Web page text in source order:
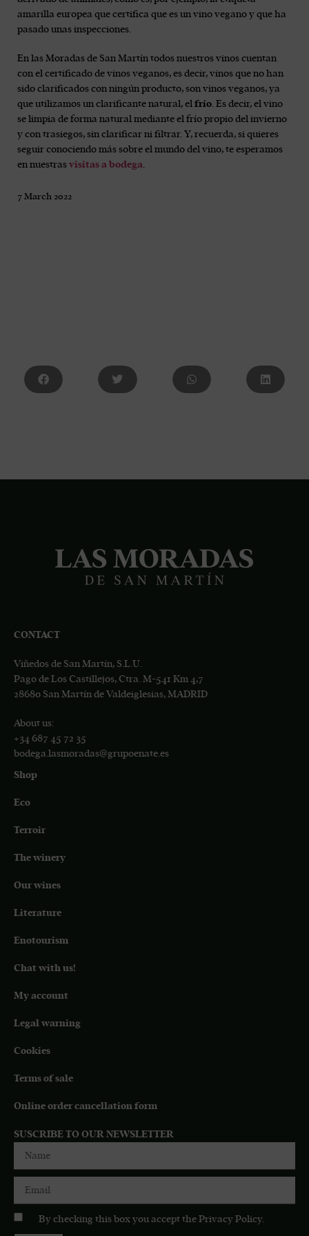
amarilla europea que certifica que es un vino vegano y que ha
pasado unas inspecciones.
En las Moradas de San Martín todos nuestros vinos cuentan
con el certificado de vinos veganos, es decir, vinos que no han
sido clarificados con ningún producto, son vinos veganos, ya
que utilizamos un clarificante natural, el frío. Es decir, el vino
se limpia de forma natural mediante el frío propio del invierno
y con trasiegos, sin clarificar ni filtrar. Y, recuerda, si quieres
seguir conociendo más sobre el mundo del vino, te esperamos
en nuestras visitas a bodega.
7 March 2022
CONTACT
Viñedos de San Martín, S.L.U.
Pago de Los Castillejos, Ctra. M-541 Km 4,7
28680 San Martín de Valdeiglesias, MADRID
About us:
+34 687 45 72 35
bodega.lasmoradas@grupoenate.es
Shop
Eco
Terroir
The winery
Our wines
Literature
Enotourism
Chat with us!
My account
Legal warning
Cookies
Terms of sale
Online order cancellation form
SUSCRIBE TO OUR NEWSLETTER
By checking this box you accept the Privacy Policy.